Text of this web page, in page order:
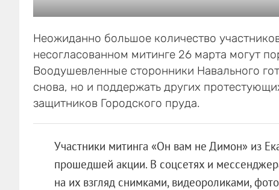
Неожиданно большое количество
несогласованном митинге 26 марта могут
Воодушевленные сторонники Навального
снова, но и поддержать других
защитников Городского пруда.
Участники митинга «Он вам не Димон» из
прошедшей акции. В соцсетях и
на их взгляд снимками, видеороликами,